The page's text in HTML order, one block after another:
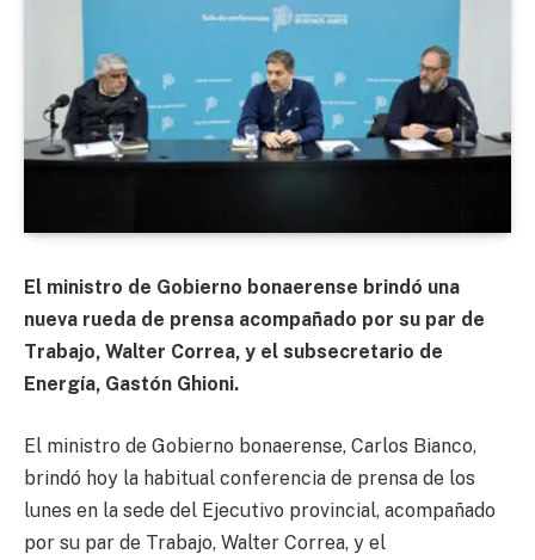
El ministro de Gobierno bonaerense brindó una
nueva rueda de prensa acompañado por su par de
Trabajo, Walter Correa, y el subsecretario de
Energía, Gastón Ghioni.
El ministro de Gobierno bonaerense, Carlos Bianco,
brindó hoy la habitual conferencia de prensa de los
lunes en la sede del Ejecutivo provincial, acompañado
por su par de Trabajo, Walter Correa, y el